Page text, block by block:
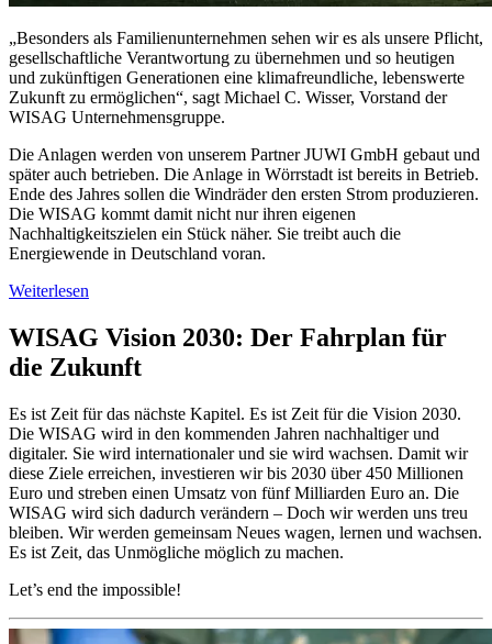
„Besonders als Familienunternehmen sehen wir es als unsere Pflicht,
gesellschaftliche Verantwortung zu übernehmen und so heutigen
und zukünftigen Generationen eine klimafreundliche, lebenswerte
Zukunft zu ermöglichen“, sagt Michael C. Wisser, Vorstand der
WISAG Unternehmensgruppe.
Die Anlagen werden von unserem Partner JUWI GmbH gebaut und
später auch betrieben. Die Anlage in Wörrstadt ist bereits in Betrieb.
Ende des Jahres sollen die Windräder den ersten Strom produzieren.
Die WISAG kommt damit nicht nur ihren eigenen
Nachhaltigkeitszielen ein Stück näher. Sie treibt auch die
Energiewende in Deutschland voran.
Weiterlesen
WISAG Vision 2030: Der Fahrplan für
die Zukunft
Es ist Zeit für das nächste Kapitel. Es ist Zeit für die Vision 2030.
Die WISAG wird in den kommenden Jahren nachhaltiger und
digitaler. Sie wird internationaler und sie wird wachsen. Damit wir
diese Ziele erreichen, investieren wir bis 2030 über 450 Millionen
Euro und streben einen Umsatz von fünf Milliarden Euro an. Die
WISAG wird sich dadurch verändern – Doch wir werden uns treu
bleiben. Wir werden gemeinsam Neues wagen, lernen und wachsen.
Es ist Zeit, das Unmögliche möglich zu machen.
Let’s end the impossible!